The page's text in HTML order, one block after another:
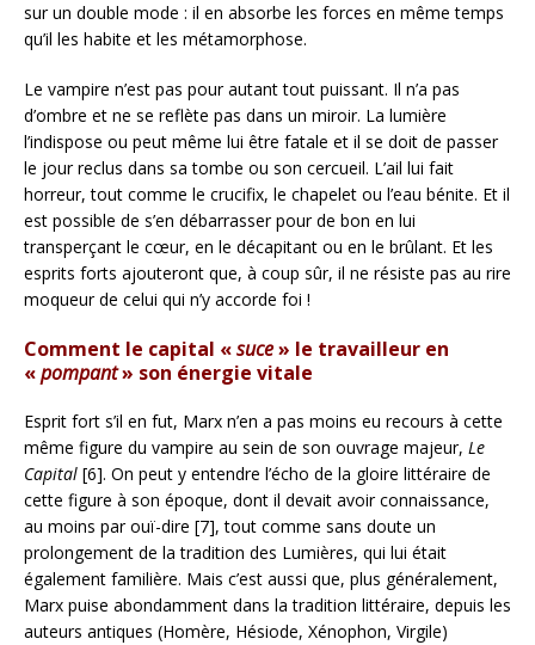
sur un double mode : il en absorbe les forces en même temps
qu’il les habite et les métamorphose.
Le vampire n’est pas pour autant tout puissant. Il n’a pas
d’ombre et ne se reflète pas dans un miroir. La lumière
l’indispose ou peut même lui être fatale et il se doit de passer
le jour reclus dans sa tombe ou son cercueil. L’ail lui fait
horreur, tout comme le crucifix, le chapelet ou l’eau bénite. Et il
est possible de s’en débarrasser pour de bon en lui
transperçant le cœur, en le décapitant ou en le brûlant. Et les
esprits forts ajouteront que, à coup sûr, il ne résiste pas au rire
moqueur de celui qui n’y accorde foi !
Comment le capital «suce» le travailleur en
«pompant» son énergie vitale
Esprit fort s’il en fut, Marx n’en a pas moins eu recours à cette
même figure du vampire au sein de son ouvrage majeur, Le
Capital [6]. On peut y entendre l’écho de la gloire littéraire de
cette figure à son époque, dont il devait avoir connaissance,
au moins par ouï-dire [7], tout comme sans doute un
prolongement de la tradition des Lumières, qui lui était
également familière. Mais c’est aussi que, plus généralement,
Marx puise abondamment dans la tradition littéraire, depuis les
auteurs antiques (Homère, Hésiode, Xénophon, Virgile)